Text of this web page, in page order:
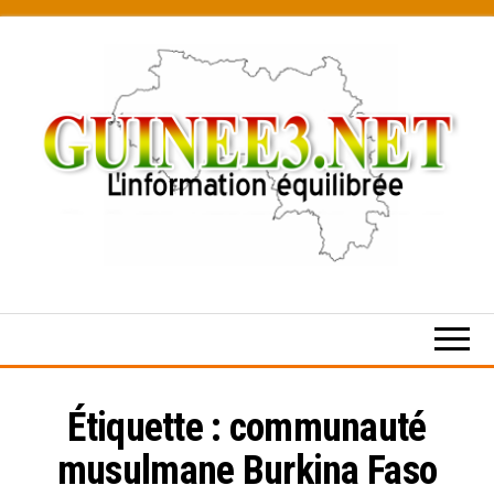
content
Étiquette : communauté
musulmane Burkina Faso